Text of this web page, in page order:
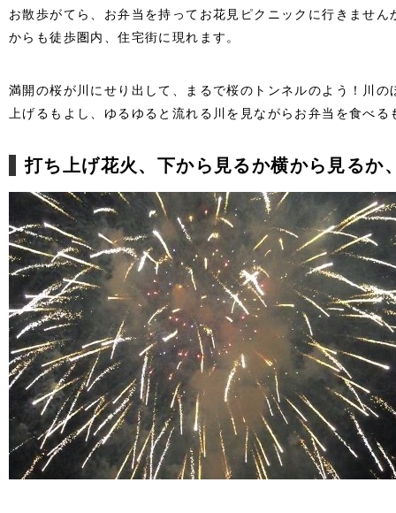
お散歩がてら、お弁当を持ってお花見ピクニックに行きませ
からも徒歩圏内、住宅街に現れます。
満開の桜が川にせり出して、まるで桜のトンネルのよう！川
上げるもよし、ゆるゆると流れる川を見ながらお弁当を食べる
打ち上げ花火、下から見るか横から見るか